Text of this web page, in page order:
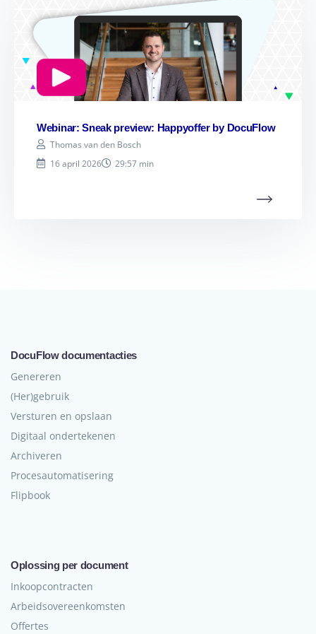
Webinar: Sneak preview: Happyoffer by DocuFlow
Thomas van den Bosch
16 april 2026
29:57 min
DocuFlow documentacties
Genereren
(Her)gebruik
Versturen en opslaan
Digitaal ondertekenen
Archiveren
Procesautomatisering
Flipbook
Oplossing per document
Inkoopcontracten
Arbeidsovereenkomsten
Offertes